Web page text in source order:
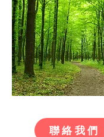
聯絡我們